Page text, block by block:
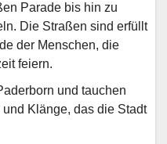
Parade bis hin zu
Die Straßen sind erfüllt
der Menschen, die
feiern.
und tauchen
Klänge, das die Stadt